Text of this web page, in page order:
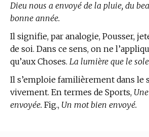
Dieu nous a envoyé de la pluie, du
bonne année.
Il signifie, par analogie, Pousser,
de soi. Dans ce sens, on ne
qu’aux Choses. La lumière que le
Il s’emploie familièrement dans le
vivement. En termes de Sports,
envoyée. Fig., Un mot bien envoyé.